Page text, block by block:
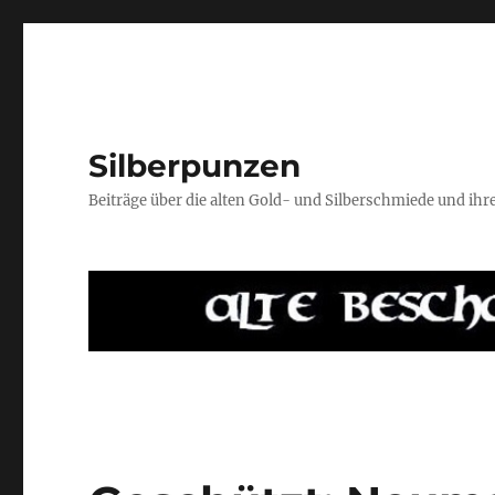
Silberpunzen
Beiträge über die alten Gold- und Silberschmiede und